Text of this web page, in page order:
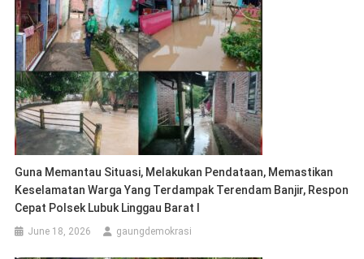
Guna Memantau Situasi, Melakukan Pendataan, Memastikan
Keselamatan Warga Yang Terdampak Terendam Banjir, Respon
Cepat Polsek Lubuk Linggau Barat I
June 18, 2026 gaungdemokrasi